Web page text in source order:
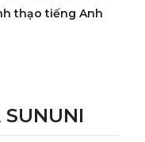
thạo tiếng Anh
SUNUNI